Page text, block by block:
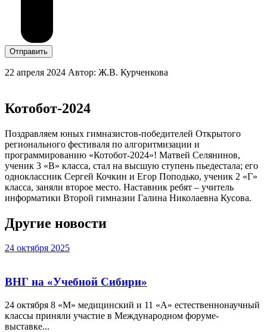
Отправить
22 апреля 2024 Автор: Ж.В. Курченкова
Котобот-2024
Поздравляем юных гимназистов-победителей Открытого
регионального фестиваля по алгоритмизации и
программированию «Котобот-2024»! Матвей Селянинов,
ученик 3 «В» класса, стал на высшую ступень пьедестала; его
одноклассник Сергей Кочкин и Егор Поподько, ученик 2 «Г»
класса, заняли второе место. Наставник ребят – учитель
информатики Второй гимназии Галина Николаевна Кусова.
Другие новости
24 октября 2025
ВНГ на «Учебной Сибири»
24 октября 8 «М» медицинский и 11 «А» естественнонаучный
классы приняли участие в Международном форуме-
выставке...